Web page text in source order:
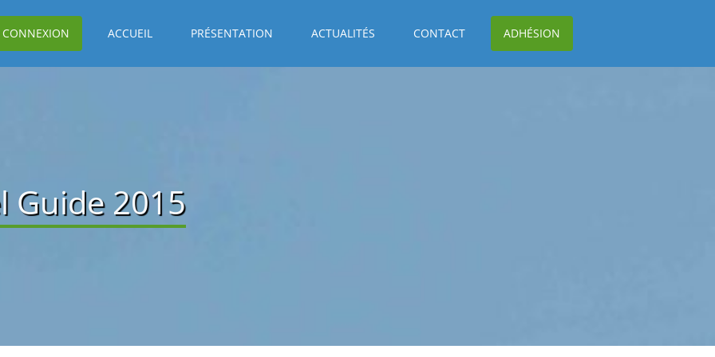
CONNEXION ACCUEIL PRÉSENTATION ACTUALITÉS CONTACT ADHÉSION
Guide 2015